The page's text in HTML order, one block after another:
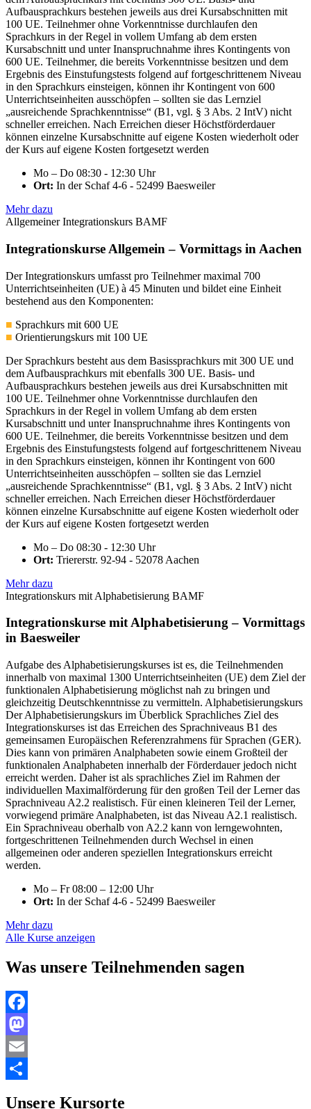
Aufbausprachkurs bestehen jeweils aus drei Kursabschnitten mit
100 UE. Teilnehmer ohne Vorkenntnisse durchlaufen den
Sprachkurs in der Regel in vollem Umfang ab dem ersten
Kursabschnitt und unter Inanspruchnahme ihres Kontingents von
600 UE. Teilnehmer, die bereits Vorkenntnisse besitzen und dem
Ergebnis des Einstufungstests folgend auf fortgeschrittenem Niveau
in den Sprachkurs einsteigen, können ihr Kontingent von 600
Unterrichtseinheiten ausschöpfen – sollten sie das Lernziel
„ausreichende Sprachkenntnisse“ (B1, vgl. § 3 Abs. 2 IntV) nicht
schneller erreichen. Nach Erreichen dieser Höchstförderdauer
können einzelne Kursabschnitte auf eigene Kosten wiederholt oder
der Kurs auf eigene Kosten fortgesetzt werden
Mo – Do 08:30 - 12:30 Uhr
Ort: In der Schaf 4-6 - 52499 Baesweiler
Mehr dazu
Allgemeiner Integrationskurs BAMF
Integrationskurse Allgemein – Vormittags in Aachen
Der Integrationskurs umfasst pro Teilnehmer maximal 700
Unterrichtseinheiten (UE) à 45 Minuten und bildet eine Einheit
bestehend aus den Komponenten:
■ Sprachkurs mit 600 UE
■ Orientierungskurs mit 100 UE
Der Sprachkurs besteht aus dem Basissprachkurs mit 300 UE und
dem Aufbausprachkurs mit ebenfalls 300 UE. Basis- und
Aufbausprachkurs bestehen jeweils aus drei Kursabschnitten mit
100 UE. Teilnehmer ohne Vorkenntnisse durchlaufen den
Sprachkurs in der Regel in vollem Umfang ab dem ersten
Kursabschnitt und unter Inanspruchnahme ihres Kontingents von
600 UE. Teilnehmer, die bereits Vorkenntnisse besitzen und dem
Ergebnis des Einstufungstests folgend auf fortgeschrittenem Niveau
in den Sprachkurs einsteigen, können ihr Kontingent von 600
Unterrichtseinheiten ausschöpfen – sollten sie das Lernziel
„ausreichende Sprachkenntnisse“ (B1, vgl. § 3 Abs. 2 IntV) nicht
schneller erreichen. Nach Erreichen dieser Höchstförderdauer
können einzelne Kursabschnitte auf eigene Kosten wiederholt oder
der Kurs auf eigene Kosten fortgesetzt werden
Mo – Do 08:30 - 12:30 Uhr
Ort: Triererstr. 92-94 - 52078 Aachen
Mehr dazu
Integrationskurs mit Alphabetisierung BAMF
Integrationskurse mit Alphabetisierung – Vormittags
in Baesweiler
Aufgabe des Alphabetisierungskurses ist es, die Teilnehmenden
innerhalb von maximal 1300 Unterrichtseinheiten (UE) dem Ziel der
funktionalen Alphabetisierung möglichst nah zu bringen und
gleichzeitig Deutschkenntnisse zu vermitteln. Alphabetisierungskurs
Der Alphabetisierungskurs im Überblick Sprachliches Ziel des
Integrationskurses ist das Erreichen des Sprachniveaus B1 des
gemeinsamen Europäischen Referenzrahmens für Sprachen (GER).
Dies kann von primären Analphabeten sowie einem Großteil der
funktionalen Analphabeten innerhalb der Förderdauer jedoch nicht
erreicht werden. Daher ist als sprachliches Ziel im Rahmen der
individuellen Maximalförderung für den großen Teil der Lerner das
Sprachniveau A2.2 realistisch. Für einen kleineren Teil der Lerner,
vorwiegend primäre Analphabeten, ist das Niveau A2.1 realistisch.
Ein Sprachniveau oberhalb von A2.2 kann von lerngewohnten,
fortgeschrittenen Teilnehmenden durch Wechsel in einen
allgemeinen oder anderen speziellen Integrationskurs erreicht
werden.
Mo – Fr 08:00 – 12:00 Uhr
Ort: In der Schaf 4-6 - 52499 Baesweiler
Mehr dazu
Alle Kurse anzeigen
Was unsere Teilnehmenden sagen
Facebook
Mastodon
Email
Unsere Kursorte